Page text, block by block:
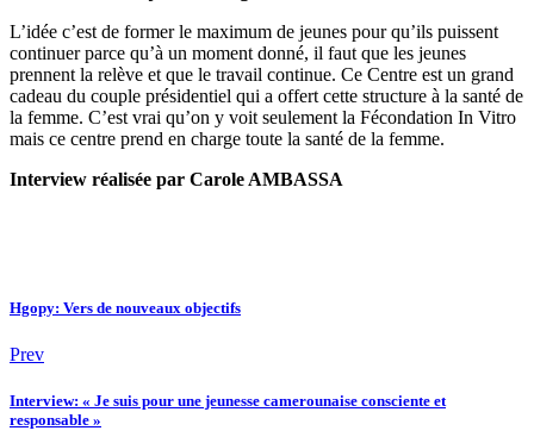
L’idée c’est de former le maximum de jeunes pour qu’ils puissent
continuer parce qu’à un moment donné, il faut que les jeunes
prennent la relève et que le travail continue. Ce Centre est un grand
cadeau du couple présidentiel qui a offert cette structure à la santé de
la femme. C’est vrai qu’on y voit seulement la Fécondation In Vitro
mais ce centre prend en charge toute la santé de la femme.
Interview réalisée par Carole AMBASSA
Hgopy: Vers de nouveaux objectifs
Prev
Interview: « Je suis pour une jeunesse camerounaise consciente et
responsable »